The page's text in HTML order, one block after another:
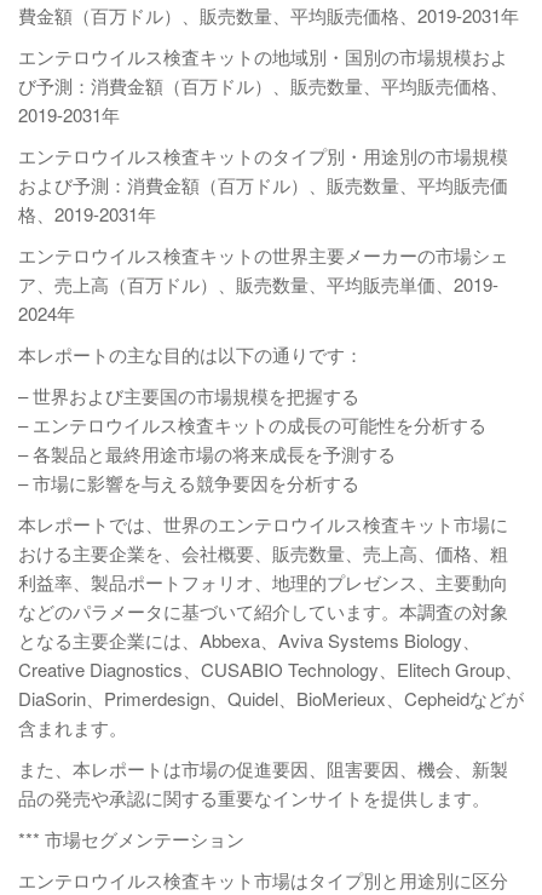
費金額（百万ドル）、販売数量、平均販売価格、2019-2031年
エンテロウイルス検査キットの地域別・国別の市場規模およ
び予測：消費金額（百万ドル）、販売数量、平均販売価格、
2019-2031年
エンテロウイルス検査キットのタイプ別・用途別の市場規模
および予測：消費金額（百万ドル）、販売数量、平均販売価
格、2019-2031年
エンテロウイルス検査キットの世界主要メーカーの市場シェ
ア、売上高（百万ドル）、販売数量、平均販売単価、2019-
2024年
本レポートの主な目的は以下の通りです：
– 世界および主要国の市場規模を把握する
– エンテロウイルス検査キットの成長の可能性を分析する
– 各製品と最終用途市場の将来成長を予測する
– 市場に影響を与える競争要因を分析する
本レポートでは、世界のエンテロウイルス検査キット市場に
おける主要企業を、会社概要、販売数量、売上高、価格、粗
利益率、製品ポートフォリオ、地理的プレゼンス、主要動向
などのパラメータに基づいて紹介しています。本調査の対象
となる主要企業には、Abbexa、Aviva Systems Biology、
Creative Diagnostics、CUSABIO Technology、Elitech Group、
DiaSorin、Primerdesign、Quidel、BioMerieux、Cepheidなどが
含まれます。
また、本レポートは市場の促進要因、阻害要因、機会、新製
品の発売や承認に関する重要なインサイトを提供します。
*** 市場セグメンテーション
エンテロウイルス検査キット市場はタイプ別と用途別に区分